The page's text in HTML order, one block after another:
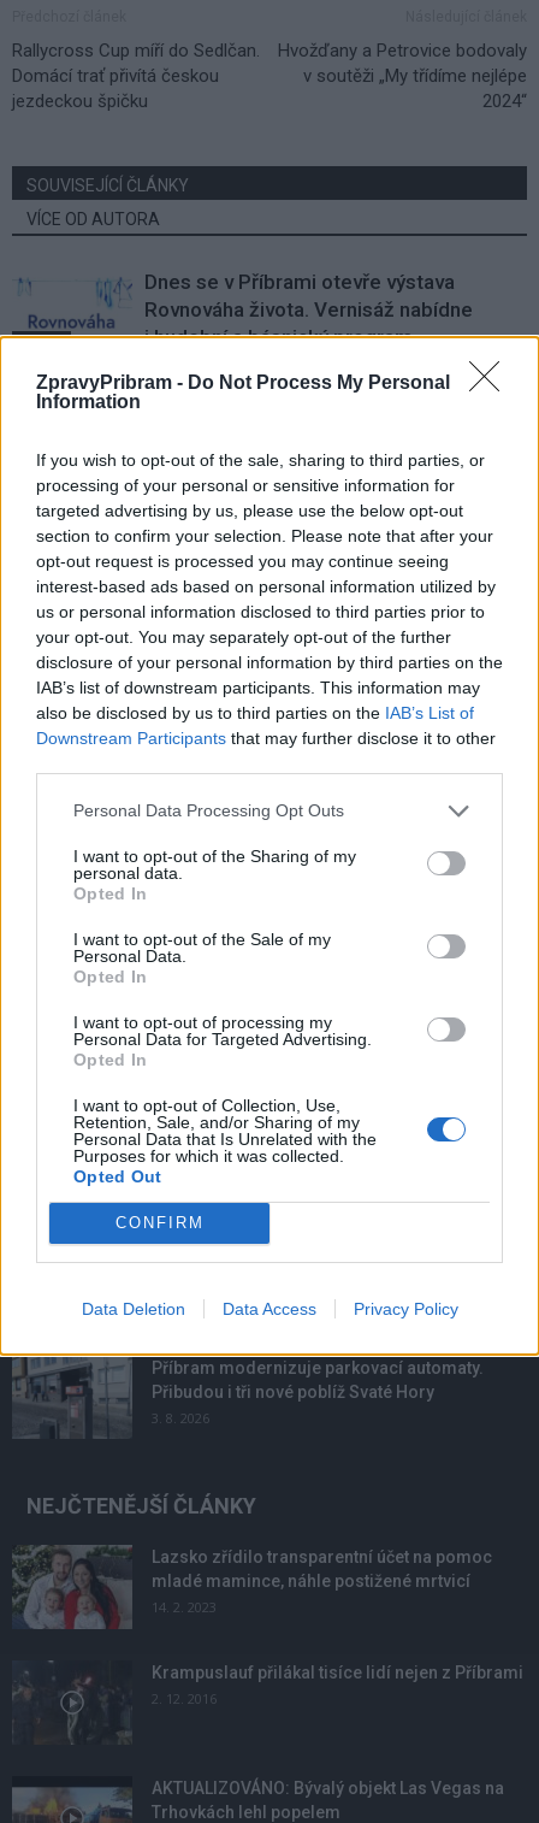
ZpravyPribram - Do Not Process My Personal
Information
If you wish to opt-out of the sale, sharing to third parties, or
processing of your personal or sensitive information for
targeted advertising by us, please use the below opt-out
section to confirm your selection. Please note that after your
opt-out request is processed you may continue seeing
interest-based ads based on personal information utilized by
us or personal information disclosed to third parties prior to
your opt-out. You may separately opt-out of the further
disclosure of your personal information by third parties on the
IAB’s list of downstream participants. This information may
also be disclosed by us to third parties on the IAB’s List of
Downstream Participants that may further disclose it to other
Personal Data Processing Opt Outs
I want to opt-out of the Sharing of my
personal data.
Opted In
I want to opt-out of the Sale of my
Personal Data.
Opted In
I want to opt-out of processing my
Personal Data for Targeted Advertising.
Opted In
I want to opt-out of Collection, Use,
Retention, Sale, and/or Sharing of my
Personal Data that Is Unrelated with the
Purposes for which it was collected.
Opted Out
CONFIRM
Data Deletion Data Access Privacy Policy
Rallycross Cup míří do Sedlčan.
Domácí trať přivítá českou
jezdeckou špičku
Hvožďany a Petrovice bodovaly
v soutěži „My třídíme nejlépe
2024“
SOUVISEJÍCÍ ČLÁNKY
VÍCE OD AUTORA
Kultura
Dnes se v Příbrami otevře výstava
Rovnováha života. Vernisáž nabídne
i hudební a básnický program
Dobříšsko
Festival hudby na zámku Dobříš sází na
s dalšími žánry i rodinným programem
Kultura
Fesťáczek Presents poprvé míří do
Lesního divadla Skalka. Nabídne hudbu,
divadlo i tvořivé dílny
Obděnice vzpomínaly na filmovou legendu
6. 8. 2026
4. 8. 2026
Příbram modernizuje parkovací automaty.
Přibudou i tři nové poblíž Svaté Hory
3. 8. 2026
NEJČTENĚJŠÍ ČLÁNKY
Lazsko zřídilo transparentní účet na pomoc
mladé mamince, náhle postižené mrtvicí
14. 2. 2023
Krampuslauf přilákal tisíce lidí nejen z Příbrami
2. 12. 2016
AKTUALIZOVÁNO: Bývalý objekt Las Vegas na
Trhovkách lehl popelem